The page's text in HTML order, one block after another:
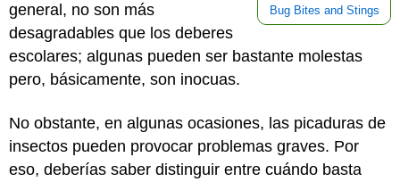
Bug Bites and Stings
general, no son más
desagradables que los deberes
escolares; algunas pueden ser bastante molestas
pero, básicamente, son inocuas.
No obstante, en algunas ocasiones, las picaduras de
insectos pueden provocar problemas graves. Por
eso, deberías saber distinguir entre cuándo basta